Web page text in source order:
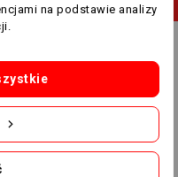
rozmiarów
Macron Polis
zł 89,00 zł
-26,00 ZŁ
na podstawie analizy